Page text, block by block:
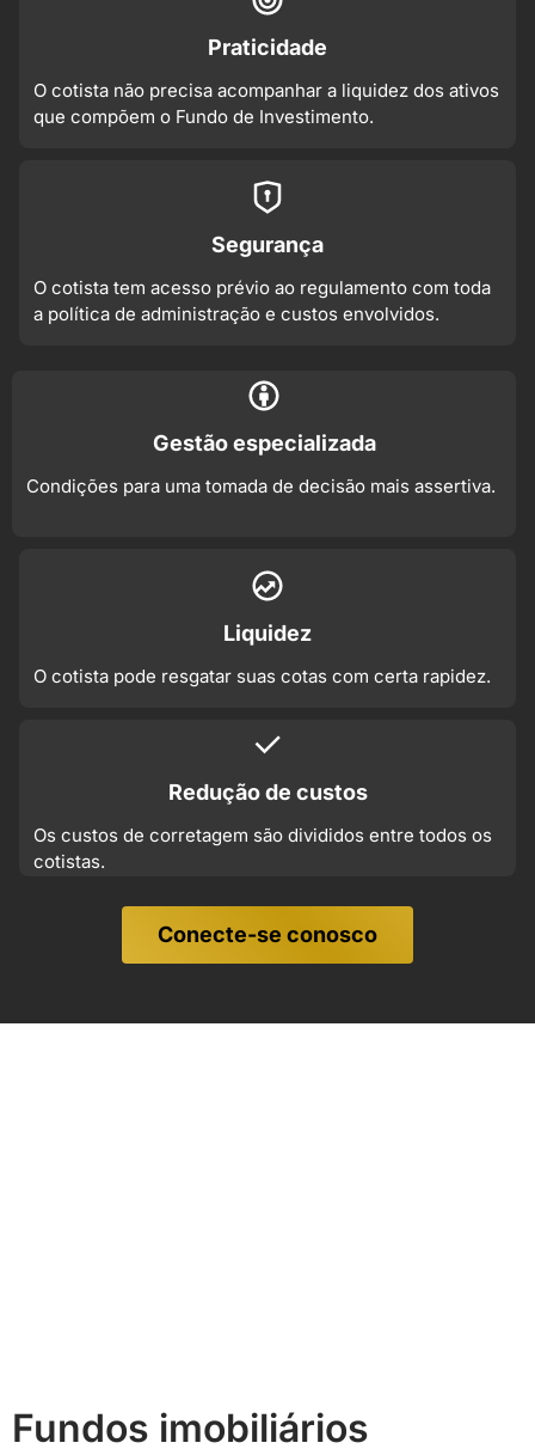
Praticidade
O cotista não precisa acompanhar a liquidez dos ativos
que compõem o Fundo de Investimento.
Segurança
O cotista tem acesso prévio ao regulamento com toda
a política de administração e custos envolvidos.
Gestão especializada
Condições para uma tomada de decisão mais assertiva.
Liquidez
O cotista pode resgatar suas cotas com certa rapidez.
Redução de custos
Os custos de corretagem são divididos entre todos os
cotistas.
Conecte-se conosco
Fundos imobiliários